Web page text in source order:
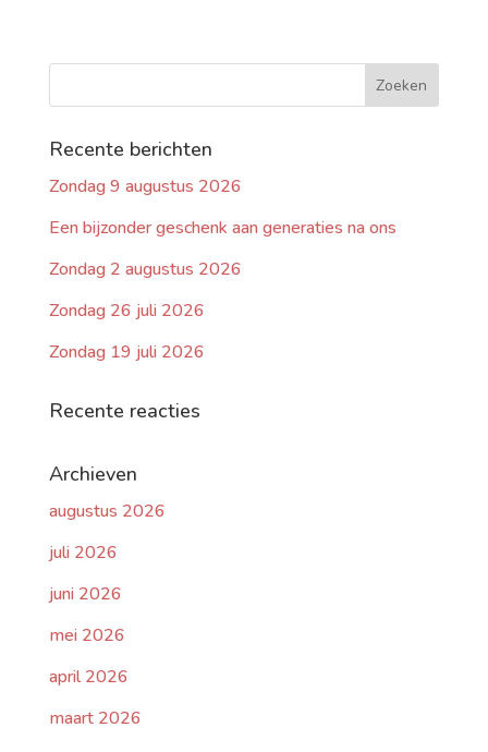
Recente berichten
Zondag 9 augustus 2026
Een bijzonder geschenk aan generaties na ons
Zondag 2 augustus 2026
Zondag 26 juli 2026
Zondag 19 juli 2026
Recente reacties
Archieven
augustus 2026
juli 2026
juni 2026
mei 2026
april 2026
maart 2026